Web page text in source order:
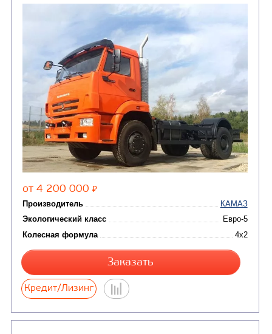
Цена по запросу
Производитель
Экологический класс
Колесная формула
Узнать цену
ШАССИ КАМАЗ 5325